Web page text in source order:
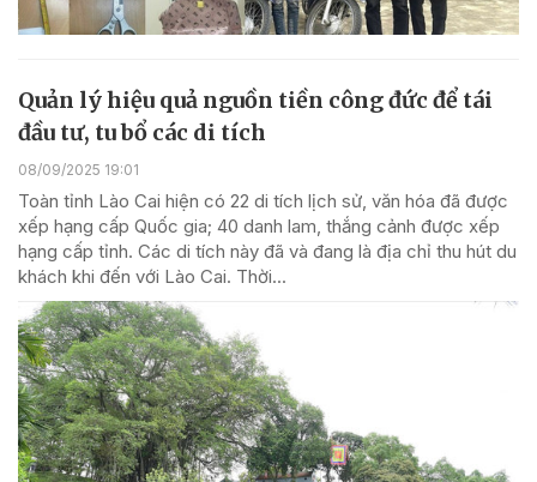
Quản lý hiệu quả nguồn tiền công đức để tái
đầu tư, tu bổ các di tích
08/09/2025 19:01
Toàn tỉnh Lào Cai hiện có 22 di tích lịch sử, văn hóa đã được
xếp hạng cấp Quốc gia; 40 danh lam, thắng cảnh được xếp
hạng cấp tỉnh. Các di tích này đã và đang là địa chỉ thu hút du
khách khi đến với Lào Cai. Thời...